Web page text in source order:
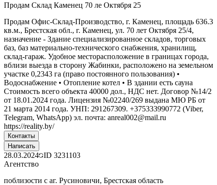
Продам Склад Каменец 70 ле Октября 25
Продам Офис-Склад-Производство, г. Каменец, площадь 636.3
кв.м., Брестская обл., г. Каменец, ул. 70 лет Октября 25/4,
назначение - Здание специализированное складов, торговых
баз, баз материально-технического снабжения, хранилищ,
склад-гараж. Удобное месторасположение в границах города,
вблизи выезда в сторону Жабинки, расположено на земельном
участке 0,2343 га (право постоянного пользования) •
Водоснабжение • Отопление котел • В здании есть сауна
Стоимость всего объекта 40000 дол., НДС нет. Договор №14/2
от 18.01.2024 года. Лицензия №02240/269 выдана МЮ РБ от
21 марта 2014 года. УНП: 291267309. +375333990772 (Viber,
Telegram, WhatsApp) эл. почта: anreal002@mail.ru
https://reality.by/
Контакты
Написать
28.03.2024 ID 3231103
Агентство
поблизости с аг. Русиновичи, Брестская область